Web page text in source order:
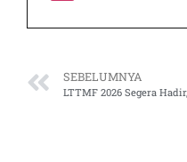
SEBELUMNYA